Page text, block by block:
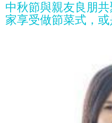
中秋節與親友良朋
家享受做節菜式，